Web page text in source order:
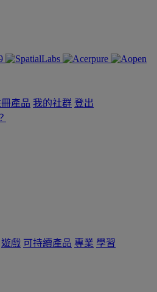
產品 我的社群 登出
遊戲 可持續產品 專業 學習